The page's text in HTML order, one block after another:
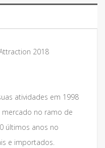
2018
atividades em 1998
mercado no ramo de
últimos anos no
e importados.